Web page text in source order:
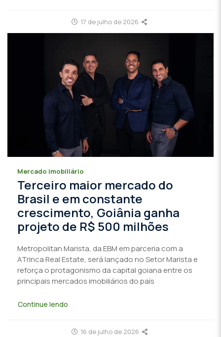
17 de julho de 2026
Mercado imobiliário
Terceiro maior mercado do
Brasil e em constante
crescimento, Goiânia ganha
projeto de R$ 500 milhões
Metropolitan Marista, da EBM em parceria com a
ATrinca Real Estate, será lançado no Setor Marista e
reforça o protagonismo da capital goiana entre os
principais mercados imobiliários do país
Continue lendo
16 de julho de 2026